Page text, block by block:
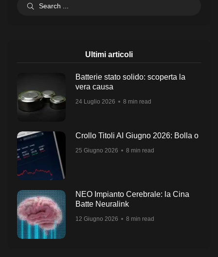
Ultimi articoli
Batterie stato solido: scoperta la
vera causa
24 Luglio 2026 8 min read
Crollo Titoli AI Giugno 2026: Bolla o
25 Giugno 2026 8 min read
NEO Impianto Cerebrale: la Cina
Batte Neuralink
12 Giugno 2026 8 min read